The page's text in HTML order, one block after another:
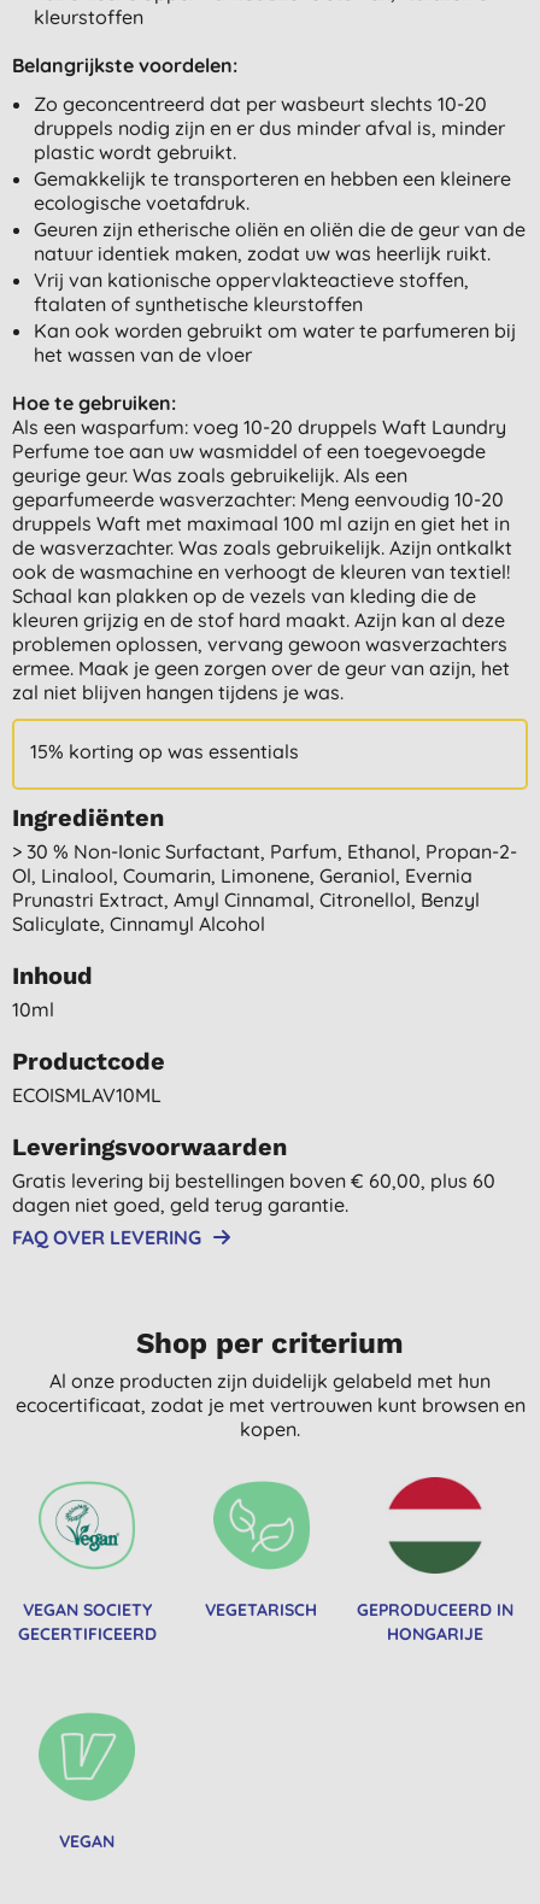
kleurstoffen
Belangrijkste voordelen:
Zo geconcentreerd dat per wasbeurt slechts 10-20
druppels nodig zijn en er dus minder afval is, minder
plastic wordt gebruikt.
Gemakkelijk te transporteren en hebben een kleinere
ecologische voetafdruk.
Geuren zijn etherische oliën en oliën die de geur van de
natuur identiek maken, zodat uw was heerlijk ruikt.
Vrij van kationische oppervlakteactieve stoffen,
ftalaten of synthetische kleurstoffen
Kan ook worden gebruikt om water te parfumeren bij
het wassen van de vloer
Hoe te gebruiken:
Als een wasparfum: voeg 10-20 druppels Waft Laundry
Perfume toe aan uw wasmiddel of een toegevoegde
geurige geur. Was zoals gebruikelijk. Als een
geparfumeerde wasverzachter: Meng eenvoudig 10-20
druppels Waft met maximaal 100 ml azijn en giet het in
de wasverzachter. Was zoals gebruikelijk. Azijn ontkalkt
ook de wasmachine en verhoogt de kleuren van textiel!
Schaal kan plakken op de vezels van kleding die de
kleuren grijzig en de stof hard maakt. Azijn kan al deze
problemen oplossen, vervang gewoon wasverzachters
ermee. Maak je geen zorgen over de geur van azijn, het
zal niet blijven hangen tijdens je was.
15% korting op was essentials
Ingrediënten
> 30 % Non-Ionic Surfactant, Parfum, Ethanol, Propan-2-
Ol, Linalool, Coumarin, Limonene, Geraniol, Evernia
Prunastri Extract, Amyl Cinnamal, Citronellol, Benzyl
Salicylate, Cinnamyl Alcohol
Inhoud
10ml
Productcode
ECOISMLAV10ML
Leveringsvoorwaarden
Gratis levering bij bestellingen boven € 60,00, plus 60
dagen niet goed, geld terug garantie.
FAQ OVER LEVERING
Shop per criterium
Al onze producten zijn duidelijk gelabeld met hun
ecocertificaat, zodat je met vertrouwen kunt browsen en
kopen.
VEGAN SOCIETY
GECERTIFICEERD
VEGETARISCH
GEPRODUCEERD IN
HONGARIJE
VEGAN